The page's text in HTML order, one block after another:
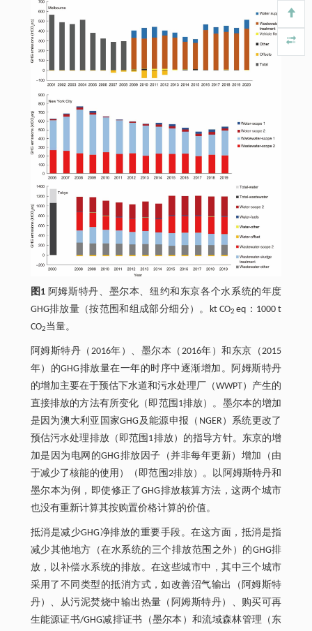
图1 阿姆斯特丹、墨尔本、纽约和东京各个水系统的年度
GHG排放量（按范围和组成部分细分）。kt CO2eq：1000 t
CO2当量。
阿姆斯特丹（2016年）、墨尔本（2016年）和东京（2015
年）的GHG排放量在一年的时序中逐渐增加。阿姆斯特丹
的增加主要在于预估下水道和污水处理厂（WWPT）产生的
直接排放的方法有所变化（即范围1排放）。墨尔本的增加
是因为澳大利亚国家GHG及能源申报（NGER）系统更改了
预估污水处理排放（即范围1排放）的指导方针。东京的增
加是因为电网的GHG排放因子（并非每年更新）增加（由
于减少了核能的使用）（即范围2排放）。以阿姆斯特丹和
墨尔本为例，即使修正了GHG排放核算方法，这两个城市
也没有重新计算其按购置价格计算的价值。
抵消是减少GHG净排放的重要手段。在这方面，抵消是指
减少其他地方（在水系统的三个排放范围之外）的GHG排
放，以补偿水系统的排放。在这些城市中，其中三个城市
采用了不同类型的抵消方式，如改善沼气输出（阿姆斯特
丹）、从污泥焚烧中输出热量（阿姆斯特丹）、购买可再
生能源证书/GHG减排证书（墨尔本）和流域森林管理（东